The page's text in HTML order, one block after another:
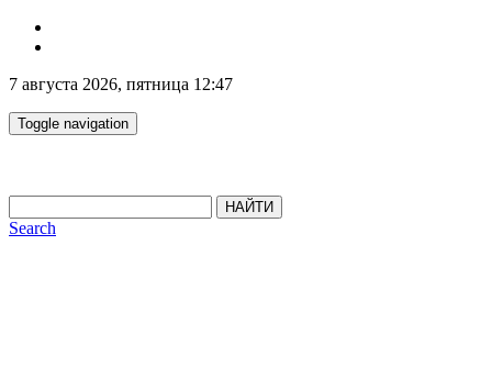
7 августа 2026, пятница 12:47
Toggle navigation
НАЙТИ
Search